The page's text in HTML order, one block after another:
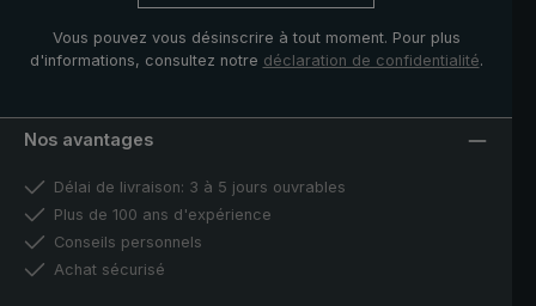
Vous pouvez vous désinscrire à tout moment. Pour plus
d'informations, consultez notre déclaration de confidentialité.
Nos avantages
Délai de livraison: 3 à 5 jours ouvrables
Plus de 100 ans d'expérience
Conseils personnels
Achat sécurisé